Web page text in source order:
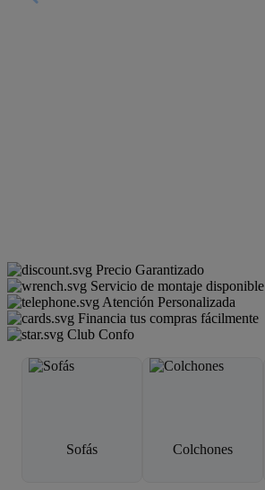
Precio Garantizado
Servicio de montaje disponible
Atención Personalizada
Financia tus compras fácilmente
Club Confo
Sofás Colchones